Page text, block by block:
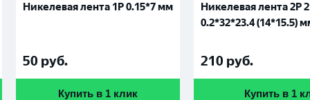
Никелевая лента 1P 0.15*7 мм
50 руб.
Купить в 1 клик
Никелевая лента 2P
0.2*32*23.4 (14*15.5)
210 руб.
Купить в 1